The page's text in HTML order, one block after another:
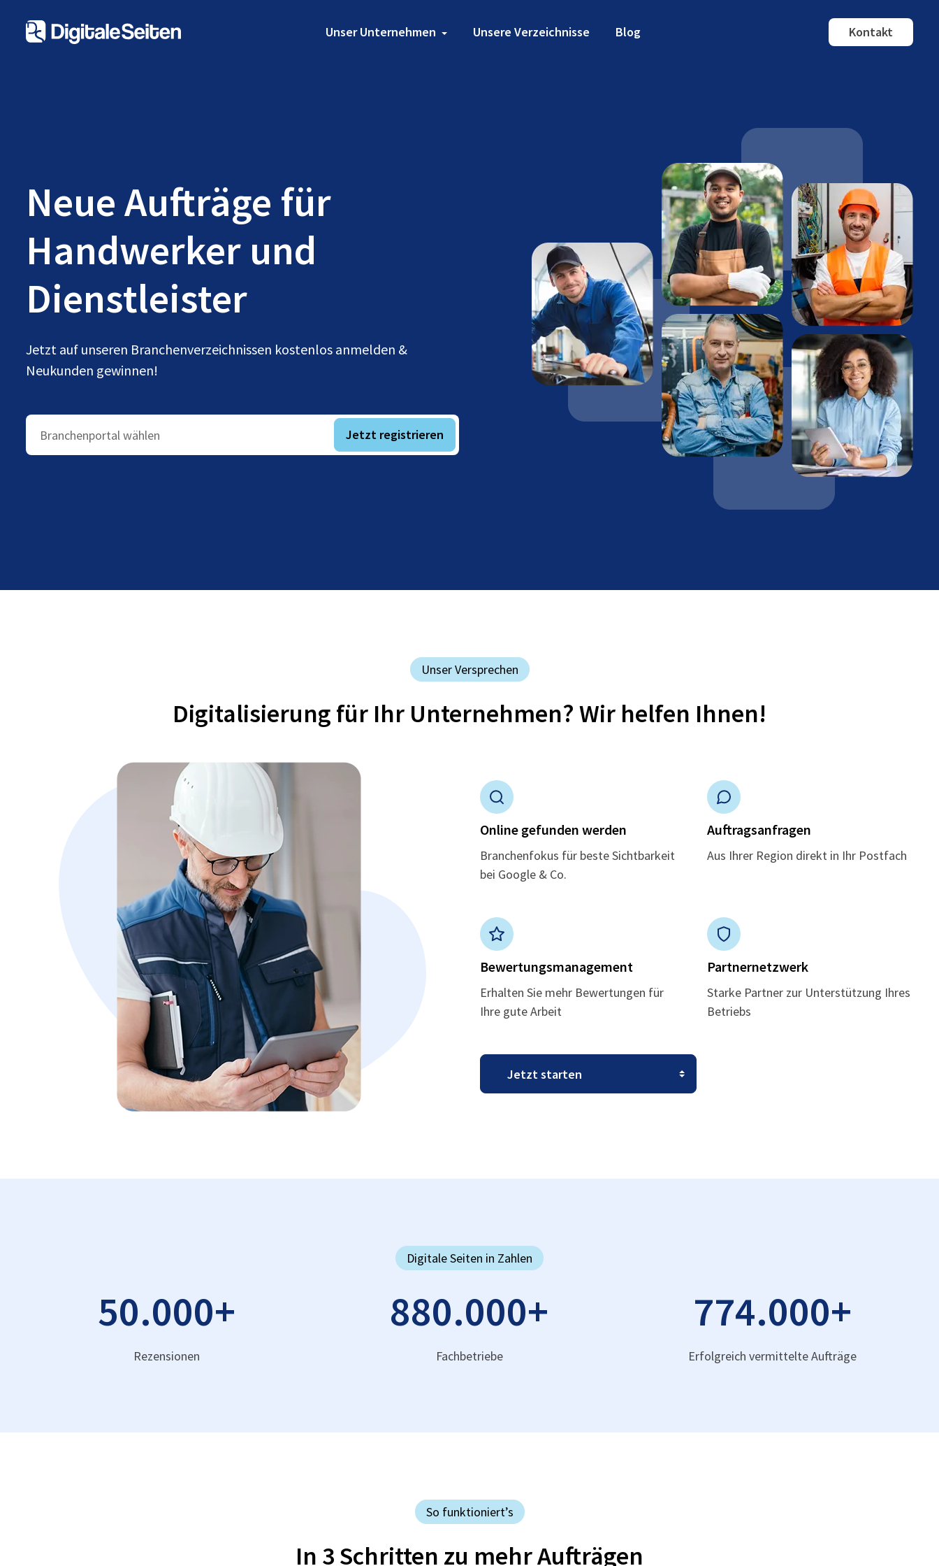
Unser Unternehmen Unsere Verzeichnisse Blog Kontakt
Neue Aufträge für
Handwerker und
Dienstleister
Jetzt auf unseren Branchenverzeichnissen kostenlos anmelden &
Neukunden gewinnen!
Branchenportal wählen Jetzt registrieren
Unser Versprechen
Digitalisierung für Ihr Unternehmen? Wir helfen Ihnen!
Online gefunden werden
Branchenfokus für beste Sichtbarkeit
bei Google & Co.
Auftragsanfragen
Aus Ihrer Region direkt in Ihr Postfach
Bewertungsmanagement
Erhalten Sie mehr Bewertungen für
Ihre gute Arbeit
Partnernetzwerk
Starke Partner zur Unterstützung Ihres
Betriebs
Digitale Seiten in Zahlen
50.000+
Rezensionen
880.000+
Fachbetriebe
774.000+
Erfolgreich vermittelte Aufträge
So funktioniert’s
In 3 Schritten zu mehr Aufträgen